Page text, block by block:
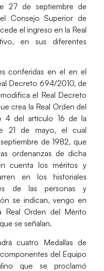
27 de septiembre de
Consejo Superior de
el ingreso en la Real
en sus diferentes
conferidas en el en el
Decreto 694/2010, de
el Real Decreto
crea la Real Orden del
4 del artículo 16 de la
21 de mayo, el cual
de 1982, que
ordenanzas de dicha
cuenta los méritos y
en los historiales
de las personas y
se indican, vengo en
Real Orden del Mérito
se señalan.
cuatro Medallas de
del Equipo
que se proclamó